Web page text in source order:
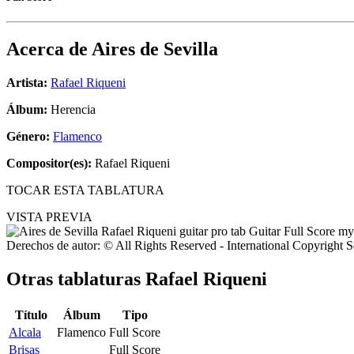
Acerca de Aires de Sevilla
Artista: Rafael Riqueni
Álbum: Herencia
Género: Flamenco
Compositor(es): Rafael Riqueni
TOCAR ESTA TABLATURA
VISTA PREVIA
Derechos de autor: © All Rights Reserved - International Copyright
Otras tablaturas Rafael Riqueni
Título Álbum
Tipo
Alcala
Flamenco Full Score
Brisas
Full Score